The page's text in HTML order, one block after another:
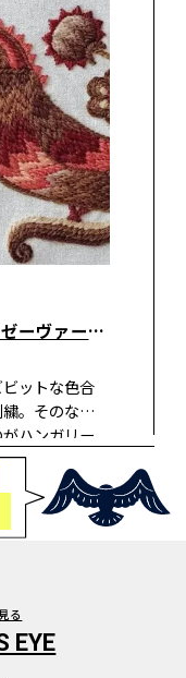
【ハンガリー刺繍】ホードメゼーヴァーシャールヘイに伝わる毛糸刺繍
ットな色合
。そのなか
ハンガリー
ヴァーシャ
繍。その刺
人・田中ちひ
る